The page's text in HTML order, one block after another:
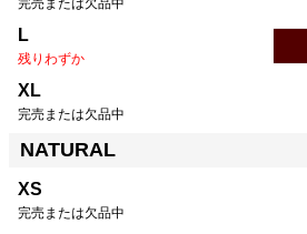
完売または欠品中
L
残りわずか
XL
完売または欠品中
NATURAL
XS
完売または欠品中